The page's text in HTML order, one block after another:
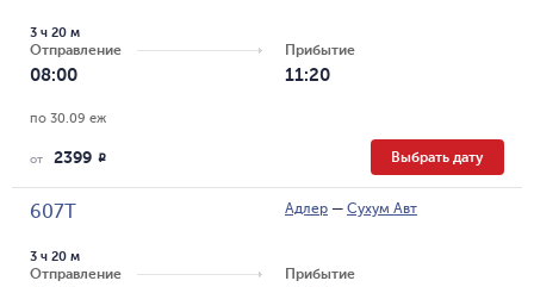
Отправление
08:00
3 ч 20 м
Прибытие
11:20
по 30.09 еж
от 2399 R Выбрать дату
607Т Адлер — Сухум Авт
Отправление
3 ч 20 м
Прибытие